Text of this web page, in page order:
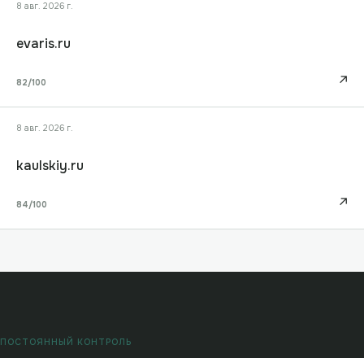
8 авг. 2026 г.
evaris.ru
82/100 ↗
8 авг. 2026 г.
kaulskiy.ru
84/100 ↗
ПОСТОЯННЫЙ КОНТРОЛЬ